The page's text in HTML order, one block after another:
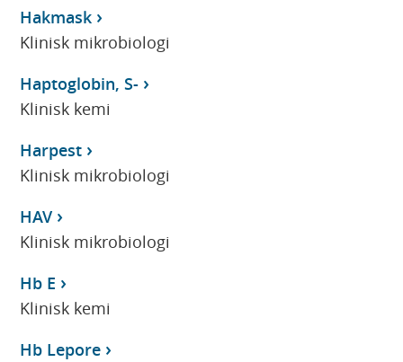
Hakmask
Klinisk mikrobiologi
Haptoglobin, S-
Klinisk kemi
Harpest
Klinisk mikrobiologi
HAV
Klinisk mikrobiologi
Hb E
Klinisk kemi
Hb Lepore